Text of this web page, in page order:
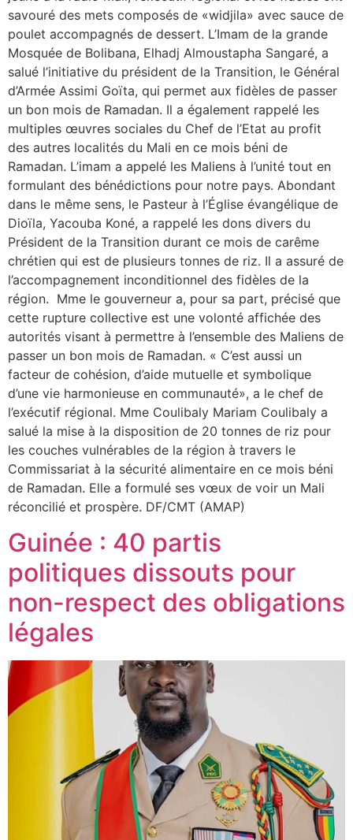
savouré des mets composés de «widjila» avec sauce de
poulet accompagnés de dessert. L’Imam de la grande
Mosquée de Bolibana, Elhadj Almoustapha Sangaré, a
salué l’initiative du président de la Transition, le Général
d’Armée Assimi Goïta, qui permet aux fidèles de passer
un bon mois de Ramadan. Il a également rappelé les
multiples œuvres sociales du Chef de l’Etat au profit
des autres localités du Mali en ce mois béni de
Ramadan. L’imam a appelé les Maliens à l’unité tout en
formulant des bénédictions pour notre pays. ‎Abondant
dans le même sens, le Pasteur à l’Église évangélique de
Dioïla, Yacouba Koné, a rappelé les dons divers du
Président de la Transition durant ce mois de carême
chrétien qui est de plusieurs tonnes de riz. Il a assuré de
l’accompagnement inconditionnel des fidèles de la
région. ‎ Mme le gouverneur a, pour sa part, précisé que
cette rupture collective est une volonté affichée des
autorités visant à permettre à l’ensemble des Maliens de
passer un bon mois de Ramadan. « C’est aussi un
facteur de cohésion, d’aide mutuelle et symbolique
d’une vie harmonieuse en communauté», a le chef de
l’exécutif régional. Mme Coulibaly Mariam Coulibaly a
salué la mise à la disposition de 20 tonnes de riz pour
les couches vulnérables de la région à travers le
Commissariat à la sécurité alimentaire en ce mois béni
de Ramadan. Elle a formulé ses vœux de voir un Mali
réconcilié et prospère. DF/CMT (AMAP)
Guinée : 40 partis
politiques dissouts pour
non-respect des obligations
légales